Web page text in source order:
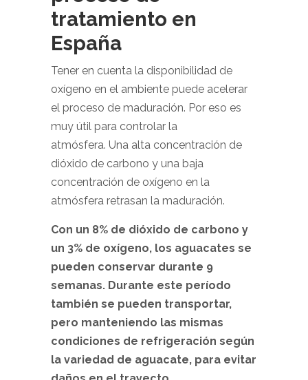
tratamiento en
España
Tener en cuenta la disponibilidad de
oxígeno en el ambiente puede acelerar
el proceso de maduración. Por eso es
muy útil para controlar la
atmósfera. Una alta concentración de
dióxido de carbono y una baja
concentración de oxígeno en la
atmósfera retrasan la maduración.
Con un 8% de dióxido de carbono y
un 3% de oxígeno, los aguacates se
pueden conservar durante 9
semanas. Durante este período
también se pueden transportar,
pero manteniendo las mismas
condiciones de refrigeración según
la variedad de aguacate, para evitar